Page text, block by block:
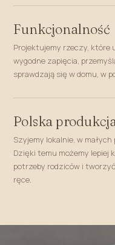
Funkcjonalność
Projektujemy rzeczy, które
wygodne zapięcia,
sprawdzają się w domu, w
Polska
Szyjemy lokalnie, w
Dzięki temu możemy lepiej
potrzeby rodziców i
ręce.